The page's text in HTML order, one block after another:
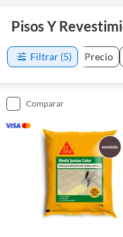
Pisos Y
Filtrar (5) Precio
comparar